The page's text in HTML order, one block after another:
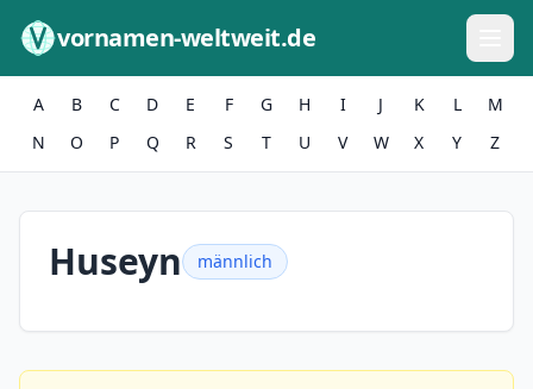
vornamen-weltweit.de
A B C D E F G H I J K L
M
N
O P Q R S T U V W X Y Z
Huseyn männlich